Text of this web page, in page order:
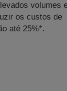
volumes
os custos de
até 25%*.